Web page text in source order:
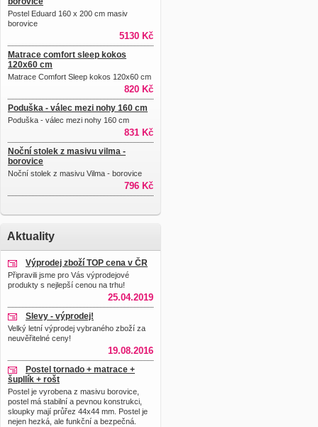
Postel Eduard 160 x 200 cm masiv
borovice
5130 Kč
Matrace comfort sleep kokos
120x60 cm
Matrace Comfort Sleep kokos 120x60 cm
820 Kč
Poduška - válec mezi nohy 160 cm
Poduška - válec mezi nohy 160 cm
831 Kč
Noční stolek z masivu vilma -
borovice
Noční stolek z masivu Vilma - borovice
796 Kč
Aktuality
Výprodej zboží TOP cena v ČR
Připravili jsme pro Vás výprodejové
produkty s nejlepší cenou na trhu!
25.04.2019
Slevy - výprodej!
Velký letní výprodej vybraného zboží za
neuvěřitelné ceny!
19.08.2016
Postel tornado + matrace +
šupllík + rošt
Postel je vyrobena z masivu borovice,
postel má stabilní a pevnou konstrukci,
sloupky mají průřez 44x44 mm. Postel je
nejen hezká, ale funkční a bezpečná.